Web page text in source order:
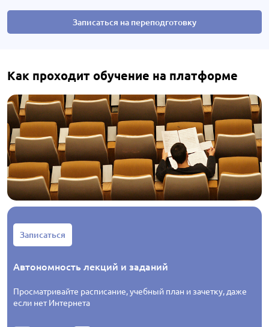
Записаться на переподготовку
Как проходит обучение на платформе
Записаться
Автономность лекций и заданий
Просматривайте расписание, учебный план и зачетку, даже
если нет Интернета